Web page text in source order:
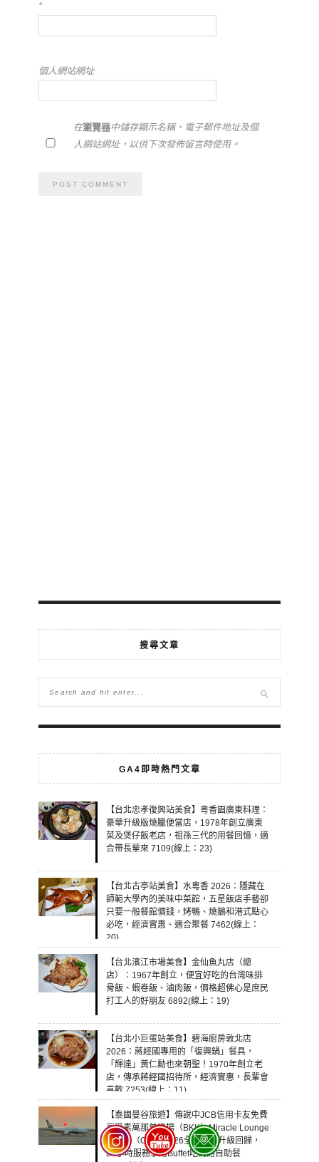
*
個人網站網址
在瀏覽器中儲存顯示名稱、電子郵件地址及個
人網站網址，以供下次發佈留言時使用。
搜尋文章
GA4即時熱門文章
【台北忠孝復興站美食】粵香園廣東料理：
豪華升級版燒臘便當店，1978年創立廣東
菜及煲仔飯老店，祖孫三代的用餐回憶，適
合帶長輩來 7109(線上：23)
【台北古亭站美食】水粵香 2026：隱藏在
師範大學內的美味中菜館，五星飯店手藝卻
只要一般餐館價錢，烤鴨、燒鵝和港式點心
必吃，經濟實惠、適合聚餐 7462(線上：
20)
【台北濱江市場美食】金仙魚丸店（總
店）：1967年創立，便宜好吃的台灣味排
骨飯、蝦卷飯、滷肉飯，價格超佛心是庶民
打工人的好朋友 6892(線上：19)
【台北小巨蛋站美食】碧海廚房敦北店
2026：蔣經國專用的「復興鍋」餐具，
「輝達」黃仁勳也來朝聖！1970年創立老
店，傳承蔣經國招待所，經濟實惠，長輩會
喜歡 7253(線上：11)
【泰國曼谷旅遊】傳說中JCB信用卡友免費
享受素萬那普機場（BKK）Miracle Lounge
貴賓室（G區）2026全新裝潢升級回歸，
24小時服務享用Buffet吃到飽自助餐